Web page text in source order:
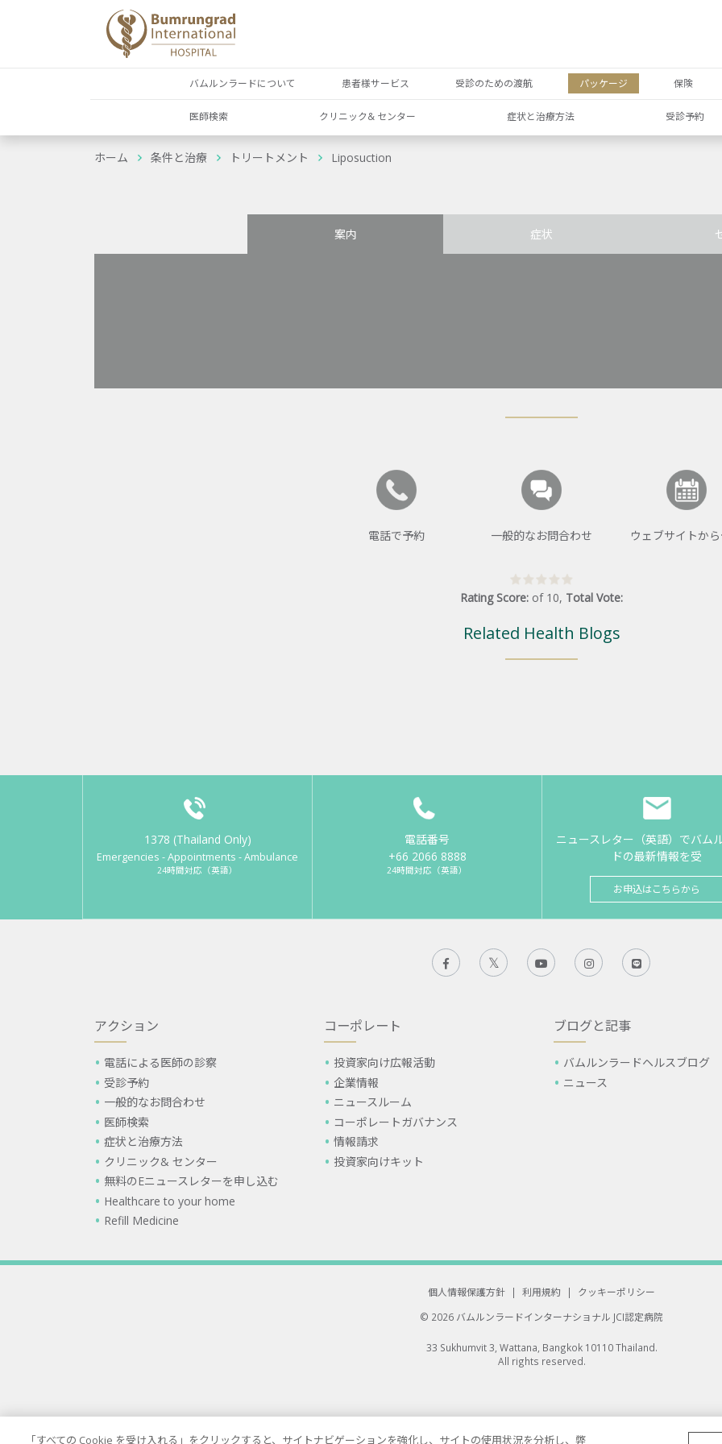
バムルンラードについて 患者様サービス 受診のための渡航 パッケージ 保険
医師検索 クリニック& センター 症状と治療方法 受診予約
ホーム 条件と治療 トリートメント Liposuction
案内 症状
電話で予約 一般的なお問合わせ ウェブサイトか
Rating Score: of 10, Total Vote:
Related Health Blogs
1378 (Thailand Only)
Emergencies - Appointments - Ambulance
24時間対応（英語）
電話番号
+66 2066 8888
24時間対応（英語）
ニュースレター（英語）でバム
ドの最新情報を受
お申込はこちらから
アクション
電話による医師の診察
受診予約
一般的なお問合わせ
医師検索
症状と治療方法
クリニック& センター
無料のEニュースレターを申し込む
Healthcare to your home
Refill Medicine
コーポレート
投資家向け広報活動
企業情報
ニュースルーム
コーポレートガバナンス
情報請求
投資家向けキット
ブログと記事
バムルンラードヘルスブログ
ニュース
個人情報保護方針 | 利用規約 |
クッキーポリシー
© 2026 バムルンラードインターナショナル JCI認定病院
33 Sukhumvit 3, Wattana, Bangkok 10110 Thailand.
All rights reserved.
「すべての Cookie を受け入れる」をクリックすると、サイトナビゲーションを強化し、サイトの使用状況を分析し、弊